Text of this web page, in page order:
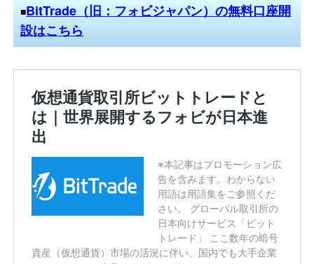
■BitTrade（旧：フォビジャパン）の無料口座開
設はこちら